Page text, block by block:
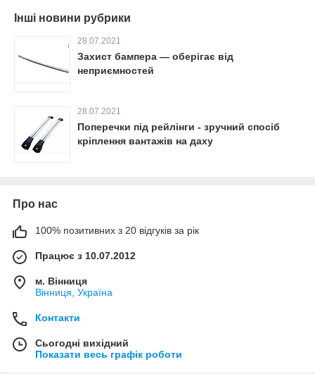
Інші новини рубрики
28.07.2021
Захист бампера — оберігає від
неприємностей
28.07.2021
Поперечки під рейлінги - зручний спосіб
кріплення вантажів на даху
Про нас
100% позитивних з 20 відгуків за рік
Працює з 10.07.2012
м. Вінниця
Вінниця, Україна
Контакти
Сьогодні вихідний
Показати весь графік роботи